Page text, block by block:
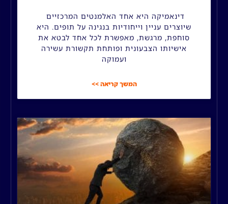
דינאמיקה היא אחד האלמנטים המרכזיים
שיוצרים עניין וייחודיות בנגינה על תופים. היא
סוחפת, מרגשת, מאפשרת לכל אחד לבטא את
אישיותו הצבעונית ופותחת תקשורת עשירה
ועמוקה
המשך קריאה >>